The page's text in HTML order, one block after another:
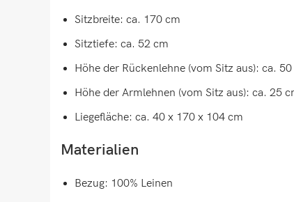
Sitzbreite: ca. 170 cm
Sitztiefe: ca. 52 cm
Höhe der Rückenlehne (vom Sitz aus): ca.
Höhe der Armlehnen (vom Sitz aus): ca. 25
Liegefläche: ca. 40 x 170 x 104 cm
Materialien
Bezug: 100% Leinen